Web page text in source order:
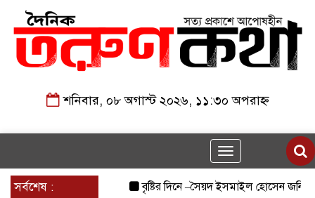
শনিবার, ০৮ অগাস্ট ২০২৬, ১১:৩০ অপরাহ্ন
Toggle
navigation
সর্বশেষ :
বৃষ্টির দিনে –সৈয়দ ইসমাইল হোসেন জনি